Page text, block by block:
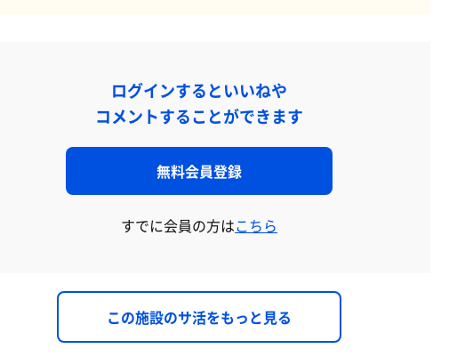
ログインするといいねや
コメントすることができます
無料会員登録
すでに会員の方はこちら
この施設のサ活をもっと見る